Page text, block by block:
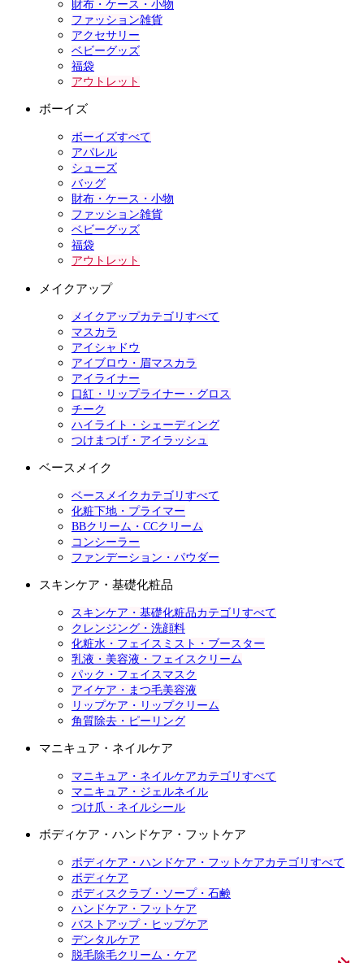
財布・ケース・小物
ファッション雑貨
アクセサリー
ベビーグッズ
福袋
アウトレット
ボーイズ
ボーイズすべて
アパレル
シューズ
バッグ
財布・ケース・小物
ファッション雑貨
ベビーグッズ
福袋
アウトレット
メイクアップ
メイクアップカテゴリすべて
マスカラ
アイシャドウ
アイブロウ・眉マスカラ
アイライナー
口紅・リップライナー・グロス
チーク
ハイライト・シェーディング
つけまつげ・アイラッシュ
ベースメイク
ベースメイクカテゴリすべて
化粧下地・プライマー
BBクリーム・CCクリーム
コンシーラー
ファンデーション・パウダー
スキンケア・基礎化粧品
スキンケア・基礎化粧品カテゴリすべて
クレンジング・洗顔料
化粧水・フェイスミスト・ブースター
乳液・美容液・フェイスクリーム
パック・フェイスマスク
アイケア・まつ毛美容液
リップケア・リップクリーム
角質除去・ピーリング
マニキュア・ネイルケア
マニキュア・ネイルケアカテゴリすべて
マニキュア・ジェルネイル
つけ爪・ネイルシール
ボディケア・ハンドケア・フットケア
ボディケア・ハンドケア・フットケアカテゴリすべて
ボディケア
ボディスクラブ・ソープ・石鹸
ハンドケア・フットケア
バストアップ・ヒップケア
デンタルケア
脱毛除毛クリーム・ケア